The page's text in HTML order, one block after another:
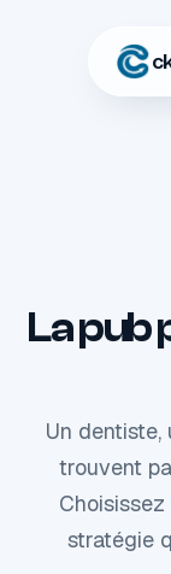
La pub
Un dentiste,
trouvent
stratégie